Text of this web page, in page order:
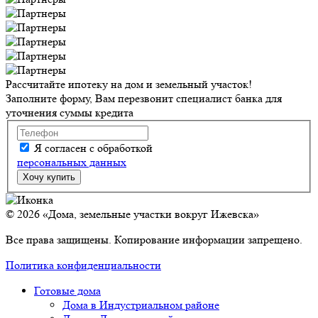
Рассчитайте ипотеку на дом и земельный участок!
Заполните форму, Вам перезвонит специалист банка для
уточнения суммы кредита
Я согласен с обработкой
персональных данных
© 2026 «Дома, земельные участки вокруг Ижевска»
Все права защищены. Копирование информации запрещено.
Политика конфиденциальности
Готовые дома
Дома в Индустриальном районе